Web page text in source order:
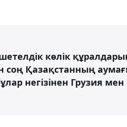
көлік
соң Қазақстанның
негізінен Грузия